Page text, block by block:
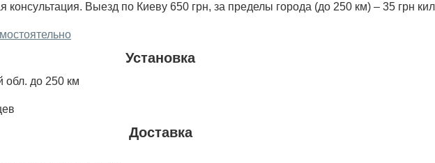
консультация. Выезд по Киеву 650 грн, за пределы города (до 250 км) – 35 грн
Установка
обл. до 250 км
Доставка